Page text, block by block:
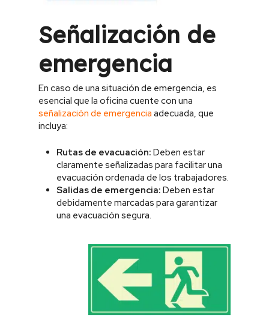
Señalización de
emergencia
En caso de una situación de emergencia, es
esencial que la oficina cuente con una
señalización de emergencia adecuada, que
incluya:
Rutas de evacuación: Deben estar
claramente señalizadas para facilitar una
evacuación ordenada de los trabajadores.
Salidas de emergencia: Deben estar
debidamente marcadas para garantizar
una evacuación segura.